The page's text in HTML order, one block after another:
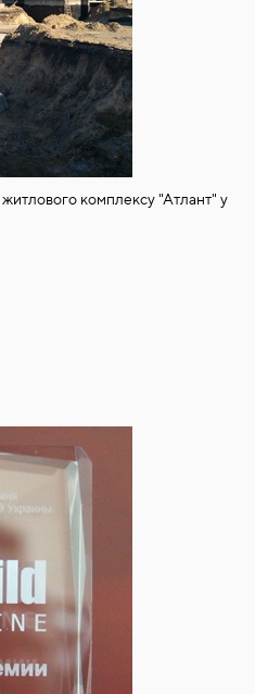
комплексу "Атлант" у